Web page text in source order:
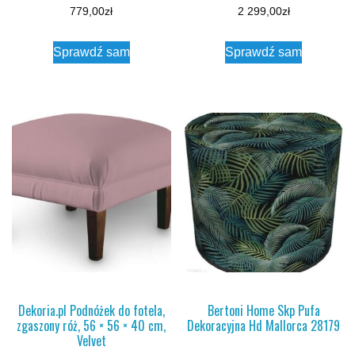
779,00zł
Sprawdź sam
2 299,00zł
Sprawdź sam
Dekoria.pl Podnóżek do fotela,
zgaszony róż, 56 × 56 × 40 cm,
Velvet
Bertoni Home Skp Pufa
Dekoracyjna Hd Mallorca 28179